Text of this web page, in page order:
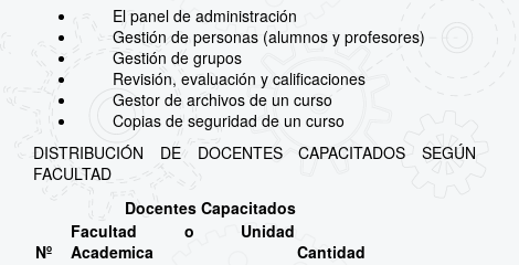
El panel de administración
Gestión de personas (alumnos y profesores)
Gestión de grupos
Revisión, evaluación y calificaciones
Gestor de archivos de un curso
Copias de seguridad de un curso
DISTRIBUCIÓN DE DOCENTES CAPACITADOS SEGÚN
FACULTAD
Docentes Capacitados
Nº
Facultad o Unidad
Academica
Cantidad